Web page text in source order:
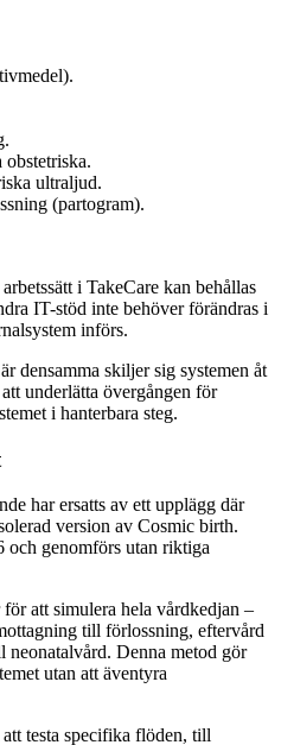
obstetriska.
ultraljud.
(partogram).
i TakeCare kan behållas
IT-stöd inte behöver förändras i
införs.
densamma skiljer sig systemen åt
underlätta övergången för
i hanterbara steg.
har ersatts av ett upplägg där
version av Cosmic birth.
och genomförs utan riktiga
att simulera hela vårdkedjan –
till förlossning, eftervård
Denna metod gör
utan att äventyra
testa specifika flöden, till